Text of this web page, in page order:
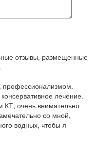
отзывы, размещенные
профессионализмом.
лечение.
КТ, очень внимательно
со мной,
водных, чтобы я